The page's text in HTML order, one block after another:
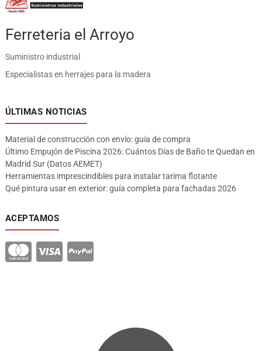
Ferreteria el Arroyo
Suministro industrial
Especialistas en herrajes para la madera
ÚLTIMAS NOTICIAS
Material de construcción con envío: guía de compra
Último Empujón de Piscina 2026: Cuántos Días de Baño te Quedan en
Madrid Sur (Datos AEMET)
Herramientas imprescindibles para instalar tarima flotante
Qué pintura usar en exterior: guía completa para fachadas 2026
ACEPTAMOS